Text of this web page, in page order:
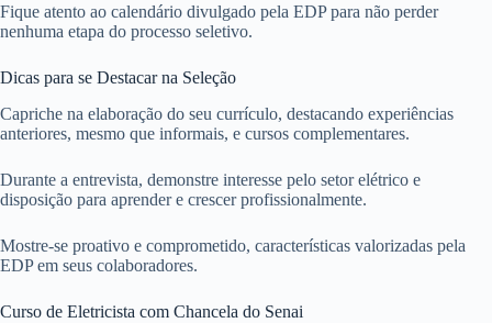
Fique atento ao calendário divulgado pela EDP para não perder
nenhuma etapa do processo seletivo.
Dicas para se Destacar na Seleção
Capriche na elaboração do seu currículo, destacando experiências
anteriores, mesmo que informais, e cursos complementares.
Durante a entrevista, demonstre interesse pelo setor elétrico e
disposição para aprender e crescer profissionalmente.
Mostre-se proativo e comprometido, características valorizadas pela
EDP em seus colaboradores.
Curso de Eletricista com Chancela do Senai